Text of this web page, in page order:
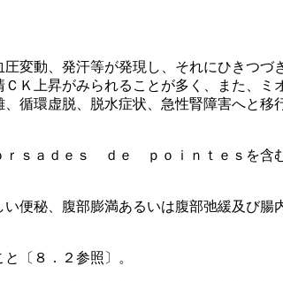
動、発汗等が発現し、それにひきつづ
Ｋ上昇がみられることが多く、また、
循環虚脱、脱水症状、急性腎障害へと移
ｓａｄｅｓ ｄｅ ｐｏｉｎｔｅｓを含
秘、腹部膨満あるいは腹部弛緩及び腸
〔８．２参照〕。